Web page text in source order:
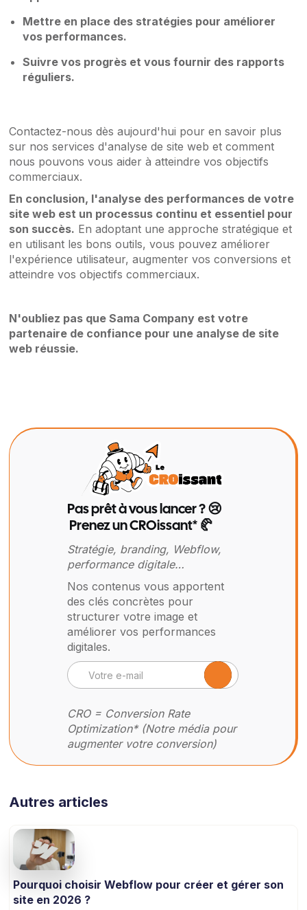
Mettre en place des stratégies pour améliorer
vos performances.
Suivre vos progrès et vous fournir des rapports
réguliers.
Contactez-nous dès aujourd'hui pour en savoir plus
sur nos services d'analyse de site web et comment
nous pouvons vous aider à atteindre vos objectifs
commerciaux.
En conclusion, l'analyse des performances de votre
site web est un processus continu et essentiel pour
son succès. En adoptant une approche stratégique et
en utilisant les bons outils, vous pouvez améliorer
l'expérience utilisateur, augmenter vos conversions et
atteindre vos objectifs commerciaux.
N'oubliez pas que Sama Company est votre
partenaire de confiance pour une analyse de site
web réussie.
Pas prêt à vous lancer ? 😢
Prenez un CROissant* 🥐
Stratégie, branding, Webflow,
performance digitale…
Nos contenus vous apportent
des clés concrètes pour
structurer votre image et
améliorer vos performances
digitales.
CRO = Conversion Rate
Optimization* (Notre média pour
augmenter votre conversion)
Autres articles
Pourquoi choisir Webflow pour créer et gérer son
site en 2026 ?